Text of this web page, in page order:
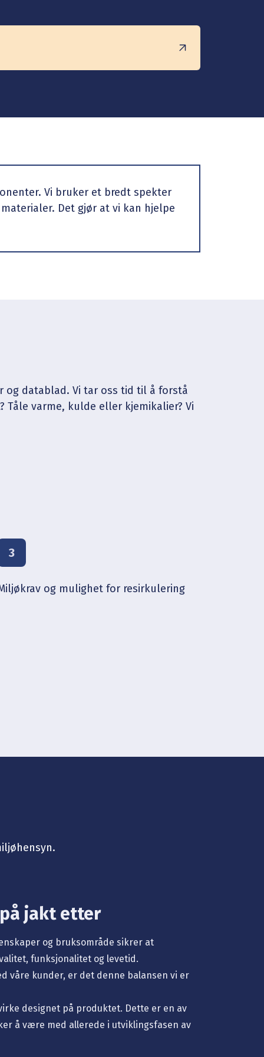
Vi bruker et bredt spekter
Det gjør at vi kan hjelpe
og datablad. Vi tar oss tid til å forstå
varme, kulde eller kjemikalier? Vi
3
og mulighet for resirkulering
jakt etter
og bruksområde sikrer at
funksjonalitet og levetid.
våre kunder, er det denne balansen vi er
designet på produktet. Dette er en av
å være med allerede i utviklingsfasen av